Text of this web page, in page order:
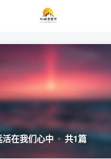
在我们心中 共1篇